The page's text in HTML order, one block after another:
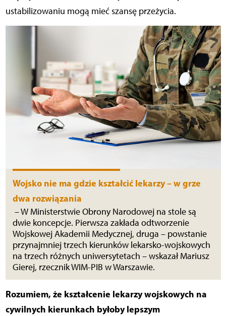
ustabilizowaniu mogą mieć szansę przeżycia.
Wojsko nie ma gdzie kształcić lekarzy – w grze
dwa rozwiązania
– W Ministerstwie Obrony Narodowej na stole są
dwie koncepcje. Pierwsza zakłada odtworzenie
Wojskowej Akademii Medycznej, druga – powstanie
przynajmniej trzech kierunków lekarsko-wojskowych
na trzech różnych uniwersytetach – wskazał Mariusz
Gierej, rzecznik WIM-PIB w Warszawie.
Rozumiem, że kształcenie lekarzy wojskowych na
cywilnych kierunkach byłoby lepszym